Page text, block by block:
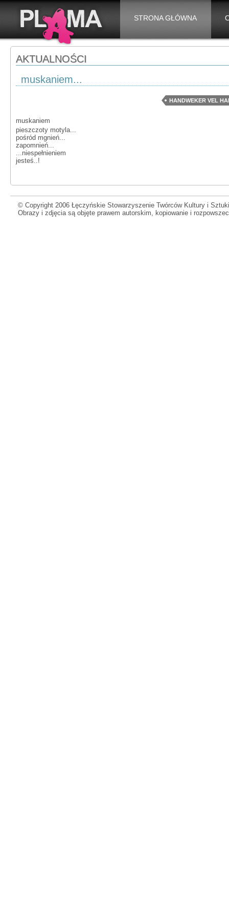
STRONA GŁÓWNA
AKTUALNOŚCI
muskaniem...
HANDWEKER VEL
muskaniem
pieszczoty motyla...
pośród mgnień...
zapomnień...
...niespełnieniem
jesteś..!
© Copyright 2006 Łęczyńskie Stowarzyszenie Twórców Kultury i
Obrazy i zdjęcia są objęte prawem autorskim, kopiowanie i